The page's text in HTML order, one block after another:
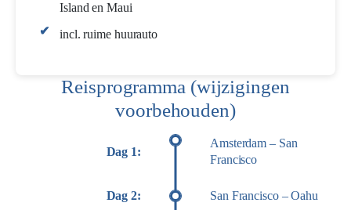
Island en Maui
incl. ruime huurauto
Reisprogramma (wijzigingen
voorbehouden)
Dag 1:
Amsterdam – San
Francisco
Dag 2: San Francisco – Oahu